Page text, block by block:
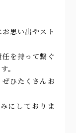
思い出やスト
を持って繋ぐ
。
ひたくさんお
にしておりま